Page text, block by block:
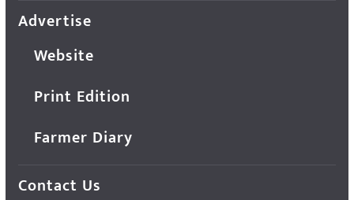
Advertise
Website
Print Edition
Farmer Diary
Contact Us